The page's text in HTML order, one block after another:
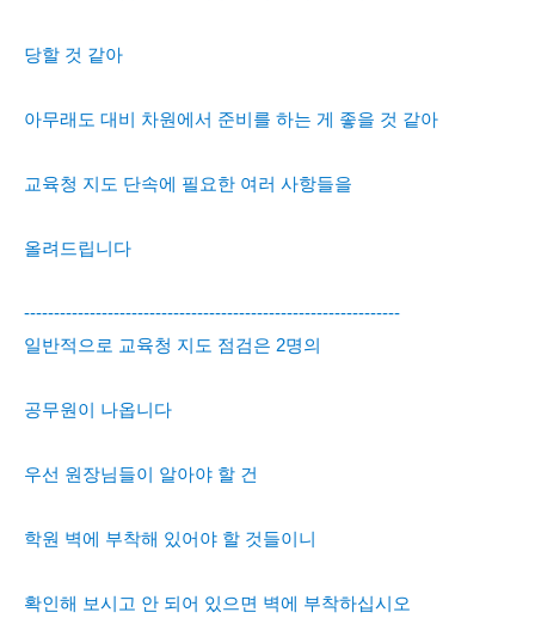
당할 것 같아
아무래도 대비 차원에서 준비를 하는 게 좋을 것 같아
교육청 지도 단속에 필요한 여러 사항들을
올려드립니다
---------------------------------------------------------------
일반적으로 교육청 지도 점검은 2명의
공무원이 나옵니다
우선 원장님들이 알아야 할 건
학원 벽에 부착해 있어야 할 것들이니
확인해 보시고 안 되어 있으면 벽에 부착하십시오